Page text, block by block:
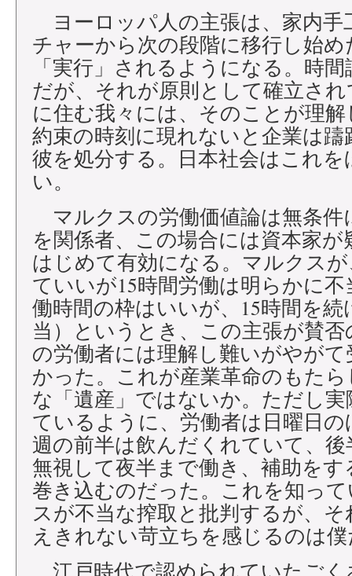
ヨーロッパ人の主張は、家内手
チャーから次の段階に移行し始
「実行」されるようになる。時
だが、それが原則として確立さ
に住む我々には、そのことが理
約束の時刻に現れないと企業は
彼を処分する。日本社会はこれ
い。
マルクスの労働価値論は無条件
を関係者、この場合には資本家
はじめて有効になる。マルクス
ていいが15時間労働は明らかに
働時間の枠はいいが、15時間を
当）というとき、この主張が賛
の労働者には理解し難いがやが
かった。これが産業革命のもた
な「遺産」ではないか。ただし
ているように、労働者は日曜日
週の前半は飲んだくれていて、
無視して夜半まで働き、補助を
巻き込むのだった。これを知っ
スが不当な搾取と批判するが、
えきれない苛立ちを感じるのは
江戸時代で認められていたご